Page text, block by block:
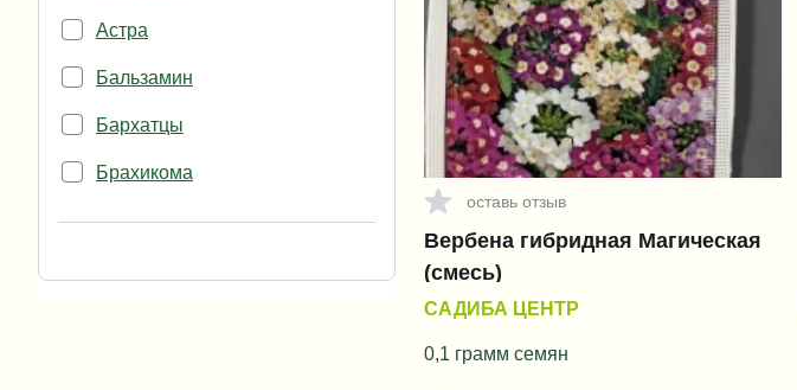
Астра
Бальзамин
Бархатцы
Брахикома
Василек
оставь отзыв
Вербена гибридная Магическая
(смесь)
САДИБА ЦЕНТР
0,1 грамм семян